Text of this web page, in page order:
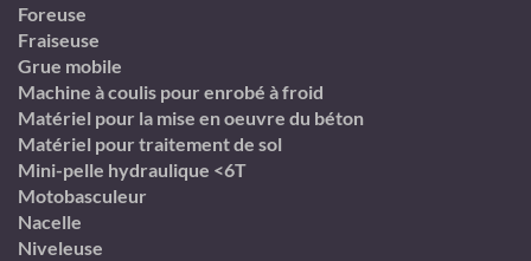
Foreuse
Fraiseuse
Grue mobile
Machine à coulis pour enrobé à froid
Matériel pour la mise en oeuvre du béton
Matériel pour traitement de sol
Mini-pelle hydraulique <6T
Motobasculeur
Nacelle
Niveleuse